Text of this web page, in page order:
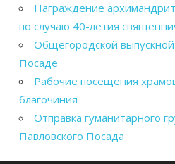
Награждение
по случаю 40-летия
Общегородской
Посаде
Рабочие посещения
благочиния
Отправка гуманитарного
Павловского Посада